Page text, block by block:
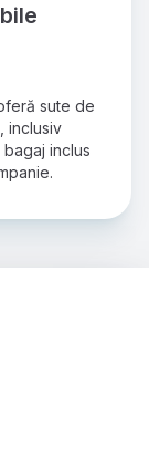
sute de
inclusiv
inclus